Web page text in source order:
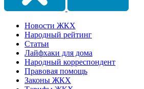
Новости ЖКХ
Народный рейтинг
Статьи
Лайфхаки для дома
Народный корреспондент
Правовая помощь
Законы ЖКХ